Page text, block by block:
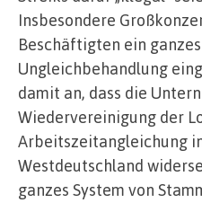
Insbesondere
Beschäftigten ein
Ungleichbehandlung
damit an, dass die
Wiedervereinigung der
Arbeitszeitangleichung
Westdeutschland
ganzes System von